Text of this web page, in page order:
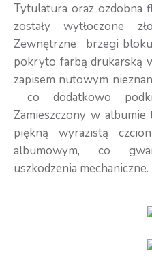
Tytulatura oraz ozdobna
zostały wytłoczone
Zewnętrzne brzegi
pokryto farbą drukarską
zapisem nutowym
co dodatkowo
Zamieszczony w albumie
piękną wyrazistą
albumowym, co
uszkodzenia mechaniczne.